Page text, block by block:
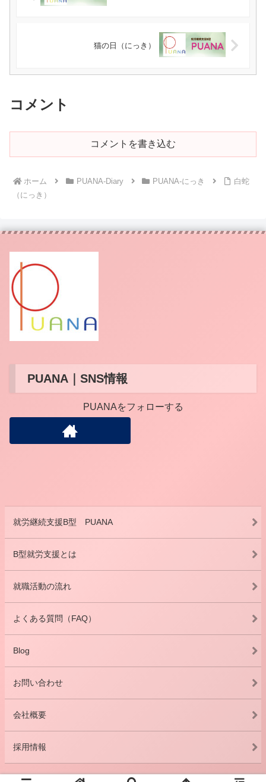
猫の日（にっき）
コメント
コメントを書き込む
ホーム PUANA-Diary PUANA-にっき
白蛇
（にっき）
PUANA｜SNS情報
PUANAをフォローする
就労継続支援B型 PUANA
B型就労支援とは
就職活動の流れ
よくある質問（FAQ）
Blog
お問い合わせ
会社概要
採用情報